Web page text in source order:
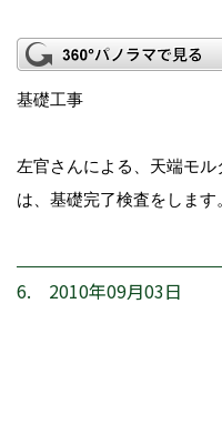
基礎工事
左官さんによる、天端モ
は、基礎完了検査をします
6. 2010年09月03日